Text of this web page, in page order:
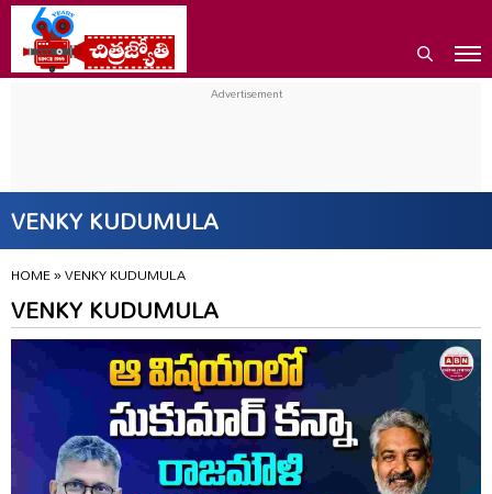
VENKY KUDUMULA
HOME»VENKY KUDUMULA
VENKY KUDUMULA